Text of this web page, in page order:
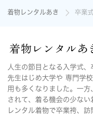
着物レンタルあき 卒業
着物レンタルあ
人生の節目となる入学式、
先生はじめ大学や 専門学
用も多くなりました。一
されて、着る機会の少ない
レンタル着物で卒業袴、